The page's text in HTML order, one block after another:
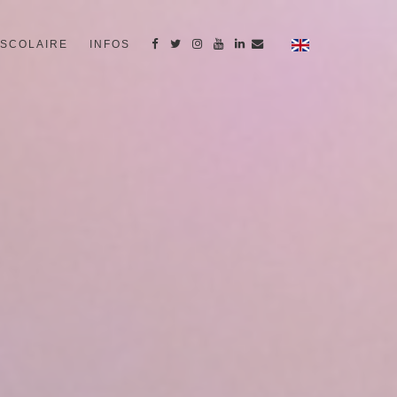
SCOLAIRE INFOS